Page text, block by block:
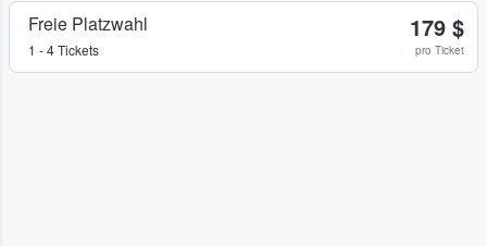
Freie Platzwahl
1 - 4 Tickets
179 $
pro Ticket